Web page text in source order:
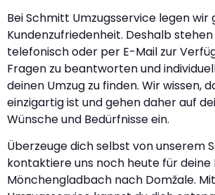
Bei Schmitt Umzugsservice legen
Kundenzufriedenheit. Deshalb
telefonisch oder per E-Mail zur
Fragen zu beantworten und
deinen Umzug zu finden. Wir wissen,
einzigartig ist und gehen daher auf
Wünsche und Bedürfnisse ein.
Überzeuge dich selbst von unserem
kontaktiere uns noch heute für deine
Mönchengladbach nach Domžale.